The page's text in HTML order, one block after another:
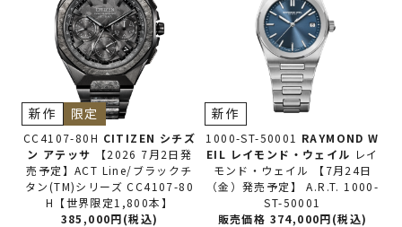
CC4107-80H CITIZEN シチズ
ン アテッサ
【2026 7月2日発
売予定】ACT Line/ブラックチ
タン(TM)シリーズ CC4107-80
H【世界限定1,800本】
新作 限定
385,000円(税込)
1000-ST-50001 RAYMOND W
EIL レイモンド・ウェイル レイ
モンド・ウェイル 【7月24日
（金）発売予定】 A.R.T. 1000-
ST-50001
新作
販売価格 374,000円(税込)